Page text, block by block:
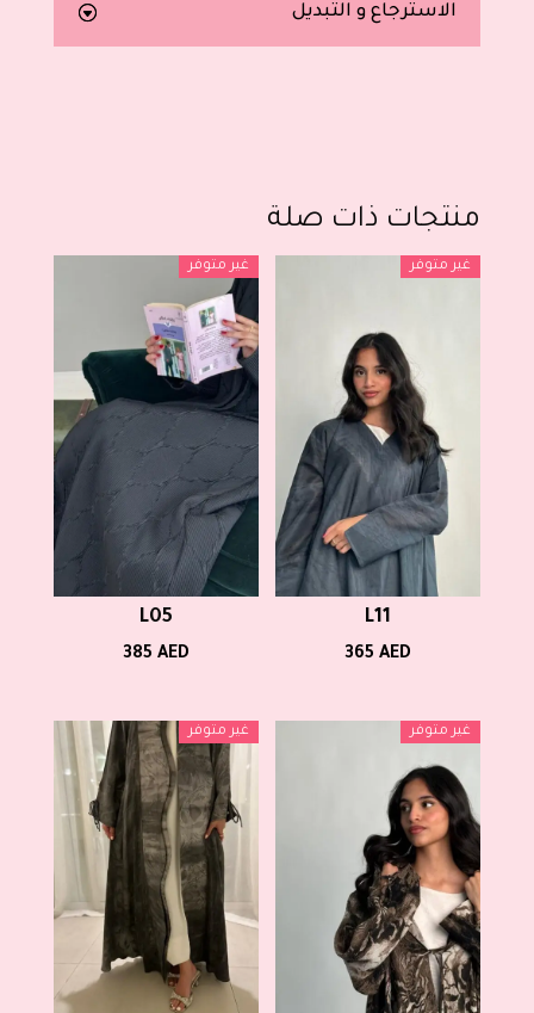
الاسترجاع و التبديل
منتجات ذات صلة
غير متوفر
L11
365AED
غير متوفر
L05
385 AED
غير متوفر غير متوفر